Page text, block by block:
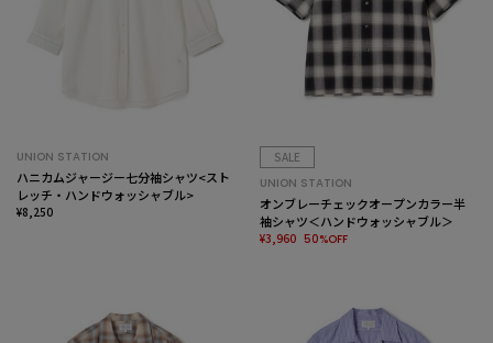
UNION STATION
ハニカムジャージー七分袖シャツ<スト
レッチ・ハンドウォッシャブル>
¥8,250
SALE
UNION STATION
オンブレーチェックオープンカラー半
袖シャツ＜ハンドウォッシャブル＞
¥3,960 50%OFF